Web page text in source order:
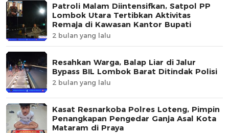
Patroli Malam Diintensifkan, Satpol PP
Lombok Utara Tertibkan Aktivitas
Remaja di Kawasan Kantor Bupati
2 bulan yang lalu
Resahkan Warga, Balap Liar di Jalur
Bypass BIL Lombok Barat Ditindak Polisi
2 bulan yang lalu
Kasat Resnarkoba Polres Loteng, Pimpin
Penangkapan Pengedar Ganja Asal Kota
Mataram di Praya